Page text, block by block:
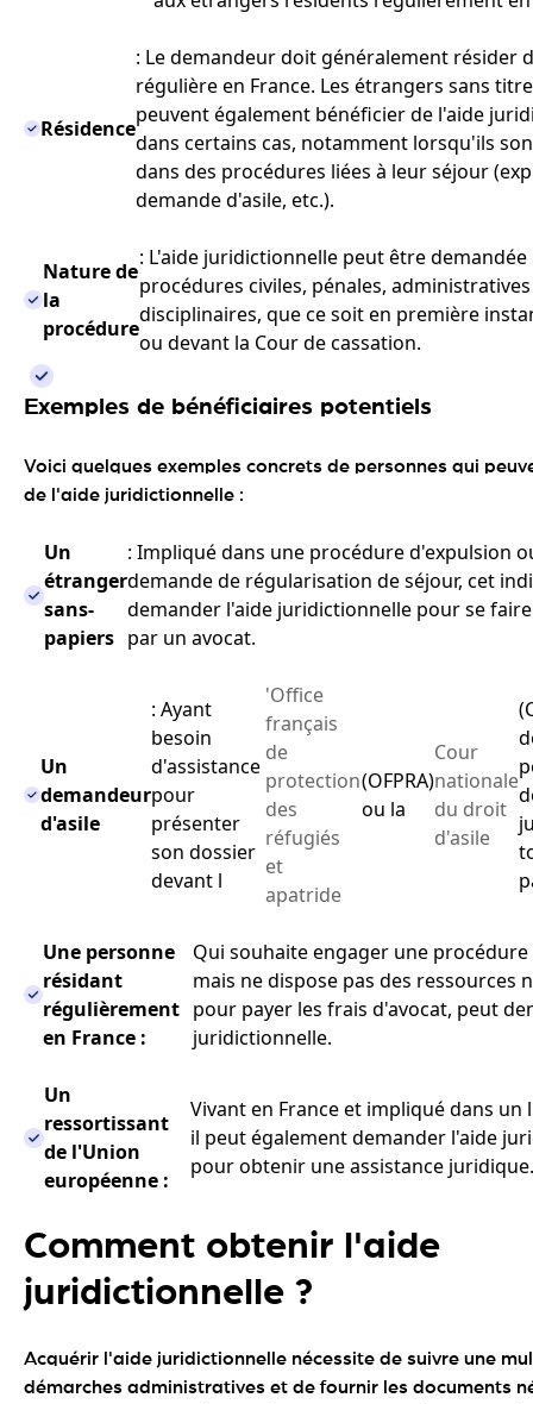
Résidence
: Le demandeur doit généralement résider
régulière en France. Les étrangers sans
peuvent également bénéficier de l'aide
dans certains cas, notamment lorsqu'ils
dans des procédures liées à leur séjour
demande d'asile, etc.).
Nature de
la
procédure
: L'aide juridictionnelle peut être
procédures civiles, pénales,
disciplinaires, que ce soit en première
ou devant la Cour de cassation.
Exemples de bénéficiaires potentiels
Voici quelques exemples concrets de personnes qui
de l'aide juridictionnelle :
Un
étranger
sans-
papiers
: Impliqué dans une procédure d'expulsion
demande de régularisation de séjour, cet
demander l'aide juridictionnelle pour se
par un avocat.
Un
demandeur
d'asile
: Ayant
besoin
d'assistance
pour
présenter
son dossier
devant l
'Office
français
de
protection
des
réfugiés
et
apatride
(OFPRA)
ou la
Cour
nationale
du droit
d'asile
Une personne
résidant
régulièrement
en France :
Qui souhaite engager une procédure
mais ne dispose pas des ressources
pour payer les frais d'avocat, peut
juridictionnelle.
Un
ressortissant
de l'Union
européenne :
Vivant en France et impliqué dans un
il peut également demander l'aide
pour obtenir une assistance juridique.
Comment obtenir l'aide
juridictionnelle ?
Acquérir l'aide juridictionnelle nécessite de suivre une
démarches administratives et de fournir les documents